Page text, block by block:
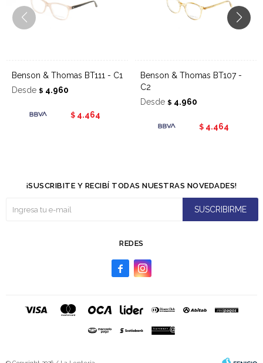
Benson & Thomas BT111 - C1
Desde $ 4.960
$ 4.464
Benson & Thomas BT107 -
C2
Desde $ 4.960
$ 4.464
REDES
 
¡SUSCRIBITE Y RECIBÍ TODAS NUESTRAS NOVEDADES!
SUSCRIBIRME